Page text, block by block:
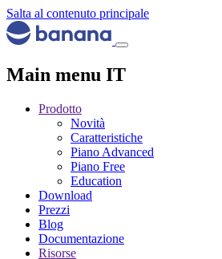
Salta al contenuto principale
Main menu IT
Prodotto
Novità
Caratteristiche
Piano Advanced
Piano Free
Education
Download
Prezzi
Blog
Documentazione
Risorse